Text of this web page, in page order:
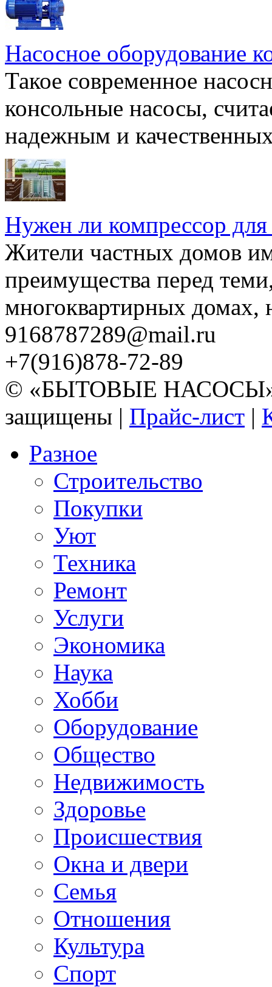
Насосное оборудование
Такое современное
консольные насосы,
надежным и
Нужен ли компрессор для
Жители частных домов
преимущества перед
многоквартирных домах,
9168787289@mail.ru
+7(916)878-72-89
© «БЫТОВЫЕ НАСОСЫ»
защищены | Прайс-лист |
Разное
Строительство
Покупки
Уют
Техника
Ремонт
Услуги
Экономика
Наука
Хобби
Оборудование
Общество
Недвижимость
Здоровье
Происшествия
Окна и двери
Семья
Отношения
Культура
Спорт